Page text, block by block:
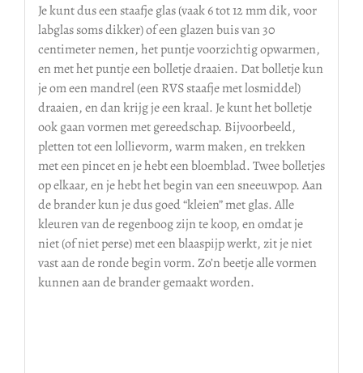
Je kunt dus een staafje glas (vaak 6 tot 12 mm dik, voor
labglas soms dikker) of een glazen buis van 30
centimeter nemen, het puntje voorzichtig opwarmen,
en met het puntje een bolletje draaien. Dat bolletje kun
je om een mandrel (een RVS staafje met losmiddel)
draaien, en dan krijg je een kraal. Je kunt het bolletje
ook gaan vormen met gereedschap. Bijvoorbeeld,
pletten tot een lollievorm, warm maken, en trekken
met een pincet en je hebt een bloemblad. Twee bolletjes
op elkaar, en je hebt het begin van een sneeuwpop. Aan
de brander kun je dus goed “kleien” met glas. Alle
kleuren van de regenboog zijn te koop, en omdat je
niet (of niet perse) met een blaaspijp werkt, zit je niet
vast aan de ronde begin vorm. Zo’n beetje alle vormen
kunnen aan de brander gemaakt worden.